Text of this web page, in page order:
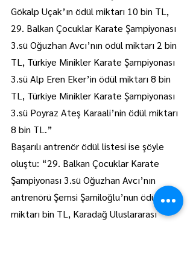
Gökalp Uçak’ın ödül miktarı 10 bin TL,
29. Balkan Çocuklar Karate Şampiyonası
3.sü Oğuzhan Avcı’nın ödül miktarı 2 bin
TL, Türkiye Minikler Karate Şampiyonası
3.sü Alp Eren Eker’in ödül miktarı 8 bin
TL, Türkiye Minikler Karate Şampiyonası
3.sü Poyraz Ateş Karaali’nin ödül miktarı
8 bin TL.”
Başarılı antrenör ödül listesi ise şöyle
oluştu: “29. Balkan Çocuklar Karate
Şampiyonası 3.sü Oğuzhan Avcı’nın
antrenörü Şemsi Şamiloğlu’nun ödül
miktarı bin TL, Karadağ Uluslararası